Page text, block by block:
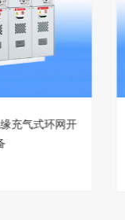
充气式环网开